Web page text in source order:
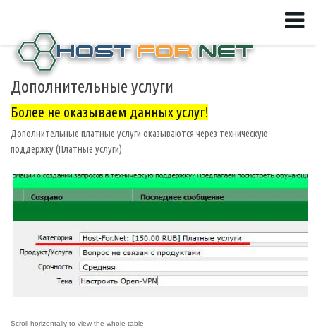
Дополнительные услуги
Более не оказываем данных услуг!
Дополнительные платные услуги оказываются через техническую
поддержку (Платные услуги)